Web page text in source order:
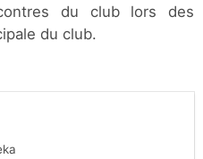
du club lors des
du club.